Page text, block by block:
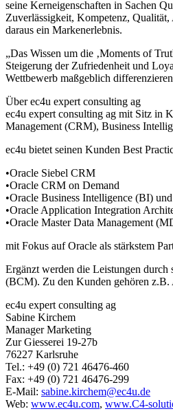
seine Kerneigenschaften in Sachen
Zuverlässigkeit, Kompetenz,
daraus ein Markenerlebnis.
„Das Wissen um die ‚Moments of
Steigerung der Zufriedenheit und
Wettbewerb maßgeblich
Über ec4u expert consulting ag
ec4u expert consulting ag mit Sitz in
Management (CRM), Business
ec4u bietet seinen Kunden Best
•Oracle Siebel CRM
•Oracle CRM on Demand
•Oracle Business Intelligence (BI)
•Oracle Application Integration
•Oracle Master Data Management
mit Fokus auf Oracle als stärkstem
Ergänzt werden die Leistungen
(BCM). Zu den Kunden gehören
ec4u expert consulting ag
Sabine Kirchem
Manager Marketing
Zur Giesserei 19-27b
76227 Karlsruhe
Tel.: +49 (0) 721 46476-460
Fax: +49 (0) 721 46476-299
E-Mail: sabine.kirchem@ec4u.de
Web: www.ec4u.com, www.C4-